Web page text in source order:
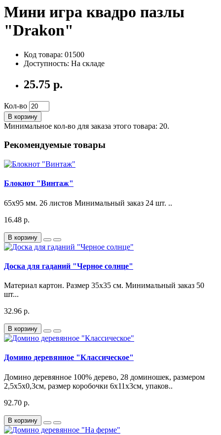
Мини игра квадро пазлы
"Drakon"
Код товара: 01500
Доступность: На складе
25.75 р.
Кол-во
В корзину
Минимальное кол-во для заказа этого товара: 20.
Рекомендуемые товары
Блокнот "Винтаж"
65x95 мм. 26 листов Минимальный заказ 24 шт. ..
16.48 р.
В корзину
Доска для гаданий "Черное солнце"
Материал картон. Размер 35х35 см. Минимальный заказ 50
шт...
32.96 р.
В корзину
Домино деревянное "Классическое"
Домино деревянное 100% дерево, 28 доминошек, размером
2,5х5х0,3см, размер коробочки 6х11х3см, упаков..
92.70 р.
В корзину